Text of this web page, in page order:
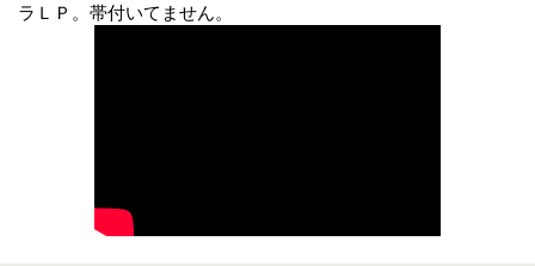
ラＬＰ。帯付いてません。